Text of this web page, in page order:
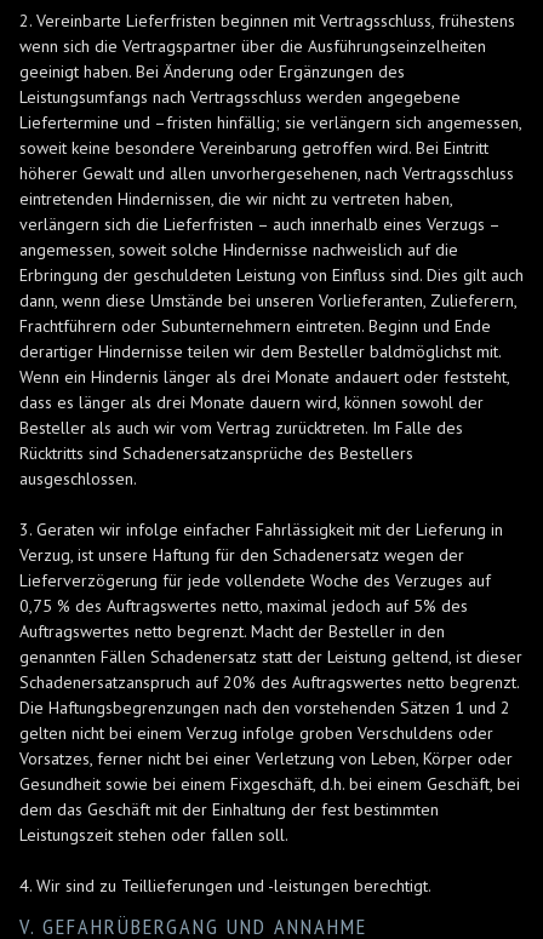
2. Vereinbarte Lieferfristen beginnen mit Vertragsschluss, frühestens
wenn sich die Vertragspartner über die Ausführungseinzelheiten
geeinigt haben. Bei Änderung oder Ergänzungen des
Leistungsumfangs nach Vertragsschluss werden angegebene
Liefertermine und –fristen hinfällig; sie verlängern sich angemessen,
soweit keine besondere Vereinbarung getroffen wird. Bei Eintritt
höherer Gewalt und allen unvorhergesehenen, nach Vertragsschluss
eintretenden Hindernissen, die wir nicht zu vertreten haben,
verlängern sich die Lieferfristen – auch innerhalb eines Verzugs –
angemessen, soweit solche Hindernisse nachweislich auf die
Erbringung der geschuldeten Leistung von Einfluss sind. Dies gilt auch
dann, wenn diese Umstände bei unseren Vorlieferanten, Zulieferern,
Frachtführern oder Subunternehmern eintreten. Beginn und Ende
derartiger Hindernisse teilen wir dem Besteller baldmöglichst mit.
Wenn ein Hindernis länger als drei Monate andauert oder feststeht,
dass es länger als drei Monate dauern wird, können sowohl der
Besteller als auch wir vom Vertrag zurücktreten. Im Falle des
Rücktritts sind Schadenersatzansprüche des Bestellers
ausgeschlossen.
3. Geraten wir infolge einfacher Fahrlässigkeit mit der Lieferung in
Verzug, ist unsere Haftung für den Schadenersatz wegen der
Lieferverzögerung für jede vollendete Woche des Verzuges auf
0,75 % des Auftragswertes netto, maximal jedoch auf 5% des
Auftragswertes netto begrenzt. Macht der Besteller in den
genannten Fällen Schadenersatz statt der Leistung geltend, ist dieser
Schadenersatzanspruch auf 20% des Auftragswertes netto begrenzt.
Die Haftungsbegrenzungen nach den vorstehenden Sätzen 1 und 2
gelten nicht bei einem Verzug infolge groben Verschuldens oder
Vorsatzes, ferner nicht bei einer Verletzung von Leben, Körper oder
Gesundheit sowie bei einem Fixgeschäft, d.h. bei einem Geschäft, bei
dem das Geschäft mit der Einhaltung der fest bestimmten
Leistungszeit stehen oder fallen soll.
4. Wir sind zu Teillieferungen und -leistungen berechtigt.
V. GEFAHRÜBERGANG UND ANNAHME